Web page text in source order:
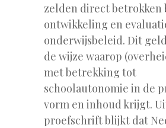
zelden direct betrokken
ontwikkeling en
onderwijsbeleid. Dit
de wijze waarop
met betrekking tot
schoolautonomie in de
vorm en inhoud krijgt.
proefschrift blijkt dat